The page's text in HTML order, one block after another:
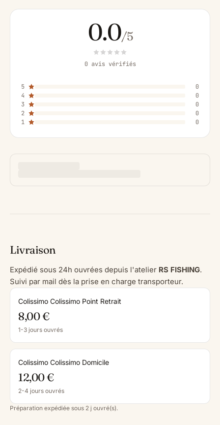
0.0/5
0 avis vérifiés
5
0
4
0
3
0
2
0
1
0
Livraison
Expédié sous 24h ouvrées depuis l'atelier RS FISHING.
Suivi par mail dès la prise en charge transporteur.
Colissimo Colissimo Point Retrait
8,00 €
1-3 jours ouvrés
Colissimo Colissimo Domicile
12,00 €
2-4 jours ouvrés
Préparation expédiée sous 2 j ouvré(s).